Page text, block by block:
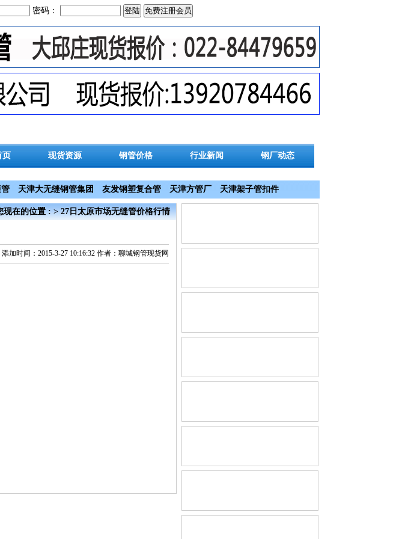
密码：
页 现货资源 钢管价格 行业新闻 钢厂动态
天津大无缝钢管集团 友发钢塑复合管 天津方管厂 天津架子管扣件
现在的位置 : > 27日太原市场无缝管价格行情
加时间：2015-3-27 10:16:32 作者：聊城钢管现货网